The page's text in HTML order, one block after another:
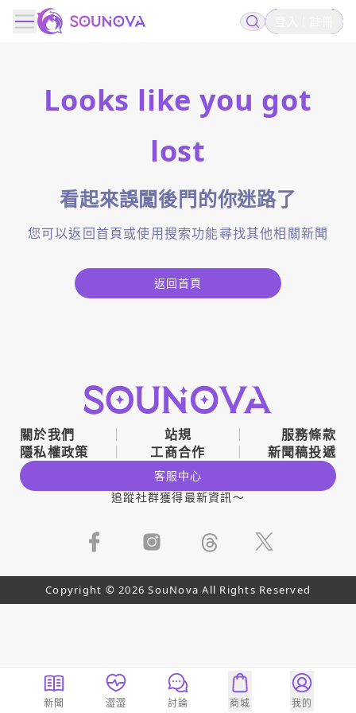
Looks like you got
lost
看起來誤闖後門的你迷路了
您可以返回首頁或使用搜索功能尋找其他相關新聞
返回首頁
關於我們 站規
服務條款
隱私權政策
工商合作 新聞稿投遞
客服中心
追蹤社群獲得最新資訊～
Copyright © 2026 SouNova All Rights Reserved
新聞 澀澀 討論 商城 我的